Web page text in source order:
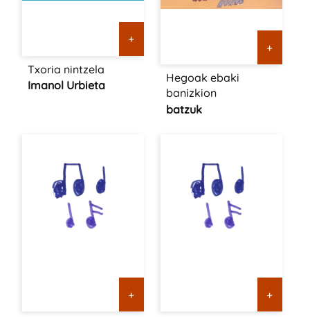
+
Txoria nintzela
Imanol Urbieta
+
Hegoak ebaki
banizkion
batzuk
+ +